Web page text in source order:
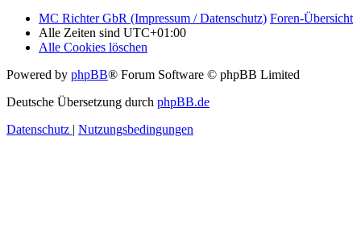
MC Richter GbR (Impressum / Datenschutz) Foren-Übersicht
Alle Zeiten sind UTC+01:00
Alle Cookies löschen
Powered by phpBB® Forum Software © phpBB Limited
Deutsche Übersetzung durch phpBB.de
Datenschutz | Nutzungsbedingungen